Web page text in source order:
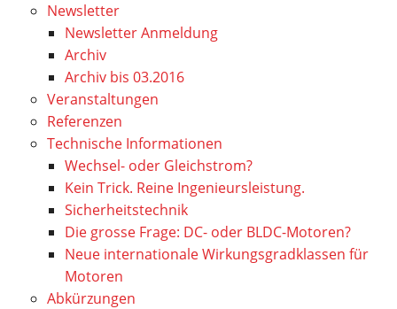
Newsletter
Newsletter Anmeldung
Archiv
Archiv bis 03.2016
Veranstaltungen
Referenzen
Technische Informationen
Wechsel- oder Gleichstrom?
Kein Trick. Reine Ingenieursleistung.
Sicherheitstechnik
Die grosse Frage: DC- oder BLDC-Motoren?
Neue internationale Wirkungsgradklassen für
Motoren
Abkürzungen